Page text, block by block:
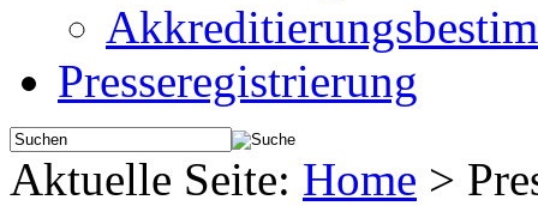
Presseregistrierung
Aktuelle Seite: Home >